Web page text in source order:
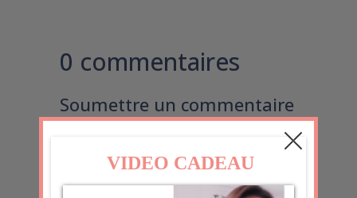
0 commentaires
Soumettre un commentaire
Les champs obligatoires sont
indiqués avec*